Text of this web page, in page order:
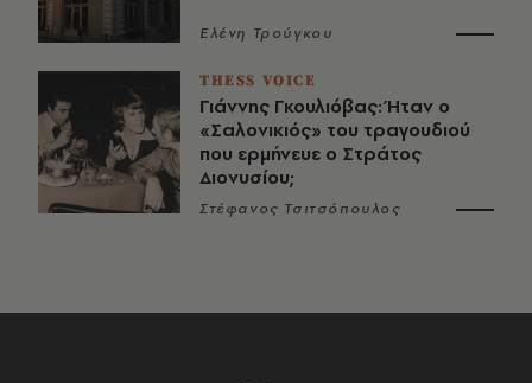
Ελένη Τρούγκου
THESS VOICE
Γιάννης Γκουλιόβας: Ήταν ο
«Σαλονικιός» του τραγουδιού
που ερμήνευε ο Στράτος
Διονυσίου;
Στέφανος Τσιτσόπουλος